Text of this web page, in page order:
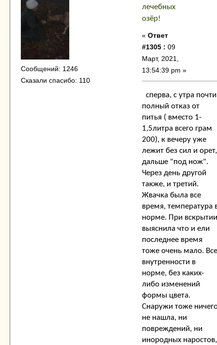
Сообщений: 1246
Сказали спасибо: 110
лечебных
озёр!
« Ответ
#1305 : 09
Март, 2021,
13:54:39 pm »
сперва, с утра почти
полный отказ от
питья ( вместо 1-
1,5литра всего грам
200), к вечеру уже
лежит без сил и орет,
дальше "под нож".
Через день другой
также, и третий.
Жвачка была все
время, температура
норме. При вскрытии
выяснила что и ели
последнее время
тоже очень мало. Все
внутренности в
норме, без каких-
либо изменений
формы цвета.
Снаружи тоже
не нашла, ни
повреждений, ни
инородных наростов,